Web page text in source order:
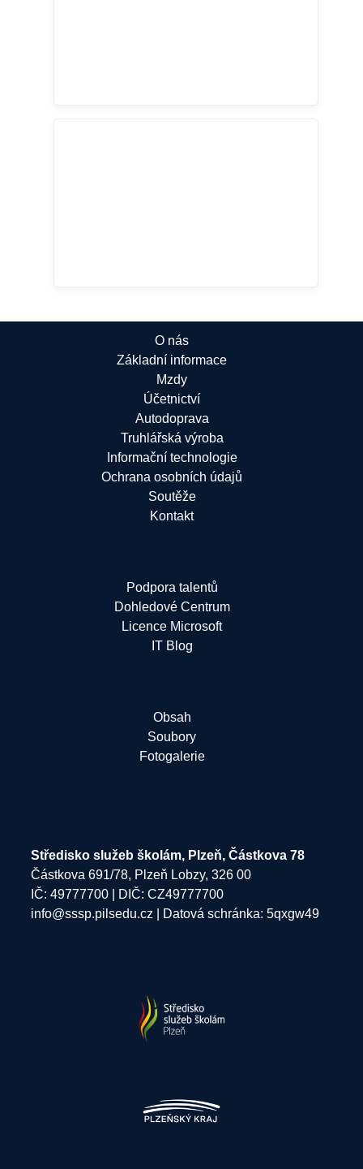
O nás
Základní informace
Mzdy
Účetnictví
Autodoprava
Truhlářská výroba
Informační technologie
Ochrana osobních údajů
Soutěže
Kontakt
Podpora talentů
Dohledové Centrum
Licence Microsoft
IT Blog
Obsah
Soubory
Fotogalerie
Středisko služeb školám, Plzeň, Částkova 78
Částkova 691/78, Plzeň Lobzy, 326 00
IČ: 49777700 | DIČ: CZ49777700
info@sssp.pilsedu.cz | Datová schránka: 5qxgw49